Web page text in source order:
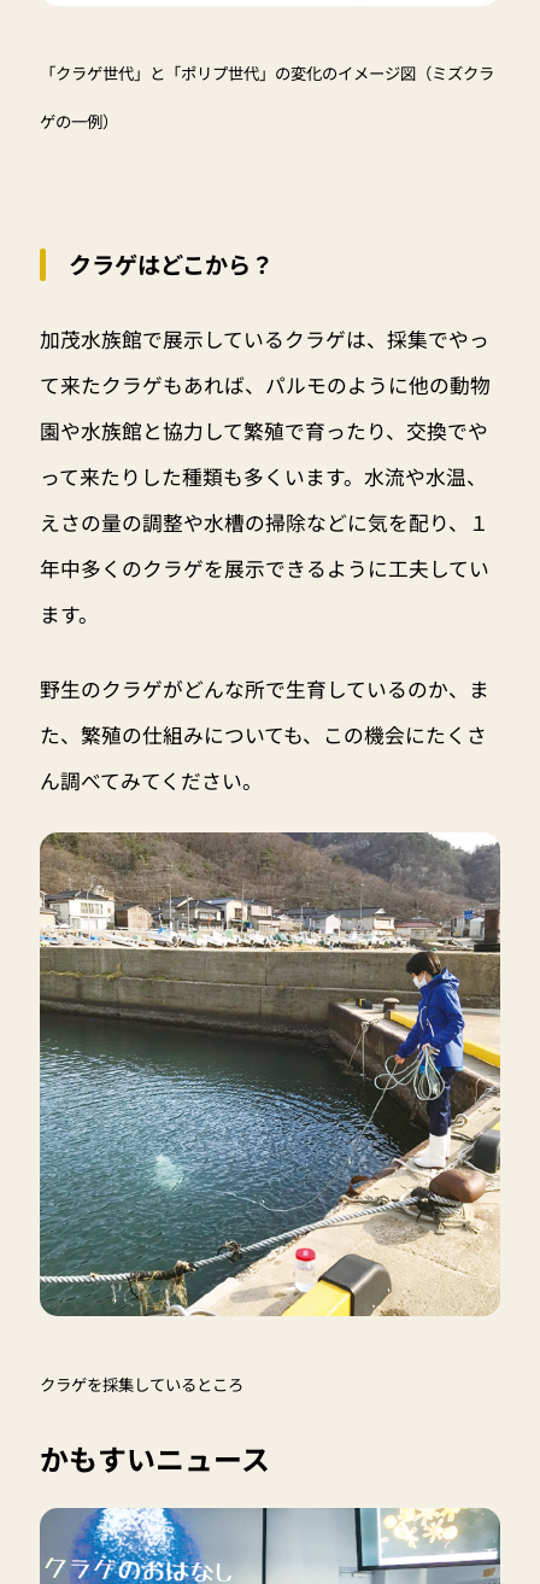
「クラゲ世代」と「ポリプ世代」の変化のイメージ図（ミズクラ
ゲの一例）
クラゲはどこから？
加茂水族館で展示しているクラゲは、採集でやっ
て来たクラゲもあれば、パルモのように他の動物
園や水族館と協力して繁殖で育ったり、交換でや
って来たりした種類も多くいます。水流や水温、
えさの量の調整や水槽の掃除などに気を配り、１
年中多くのクラゲを展示できるように工夫してい
ます。
野生のクラゲがどんな所で生育しているのか、ま
た、繁殖の仕組みについても、この機会にたくさ
ん調べてみてください。
クラゲを採集しているところ
かもすいニュース